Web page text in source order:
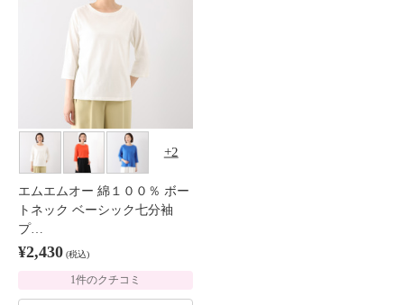
2
エムエムオー 綿１００％ ボー
トネック ベーシック七分袖
プ…
¥2,430 (税込)
1件のクチコミ